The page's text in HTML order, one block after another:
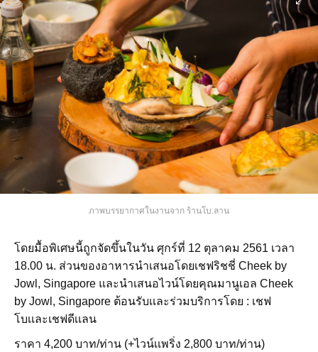
ภาพบรรยากาศในงานจาก ร้านโบ.ลาน
โดยมื้อพิเศษนี้ถูกจัดขึ้นในวัน ศุกร์ที่ 12 ตุลาคม 2561 เวลา
18.00 น. ส่วนของอาหารนำเสนอโดยเชฟริชชี่ Cheek by
Jowl, Singapore และนำเสนอไวน์โดยคุณมานูเอล Cheek
by Jowl, Singapore ต้อนรับเเละร่วมบริการโดย : เชฟ
โบเเละเชฟดีเเลน
ราคา 4,200 บาท/ท่าน (+ไวน์เเพริ่ง 2,800 บาท/ท่าน)